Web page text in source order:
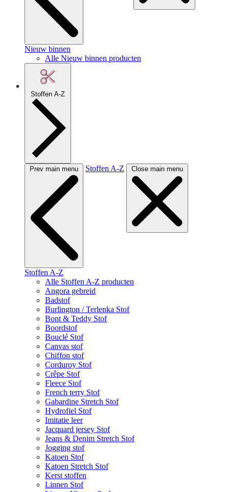
Nieuw binnen
Alle Nieuw binnen producten
Stoffen A-Z
Prev main menu Stoffen A-Z Close main menu
Stoffen A-Z
Alle Stoffen A-Z producten
Angora gebreid
Badstof
Burlington / Terlenka Stof
Bont & Teddy Stof
Boordstof
Bouclé Stof
Canvas stof
Chiffon stof
Corduroy Stof
Crêpe Stof
Fleece Stof
French terry Stof
Gabardine Stretch Stof
Hydrofiel Stof
Imitatie leer
Jacquard jersey Stof
Jeans & Denim Stretch Stof
Jogging stof
Katoen Stof
Katoen Stretch Stof
Kerst stoffen
Linnen Stof